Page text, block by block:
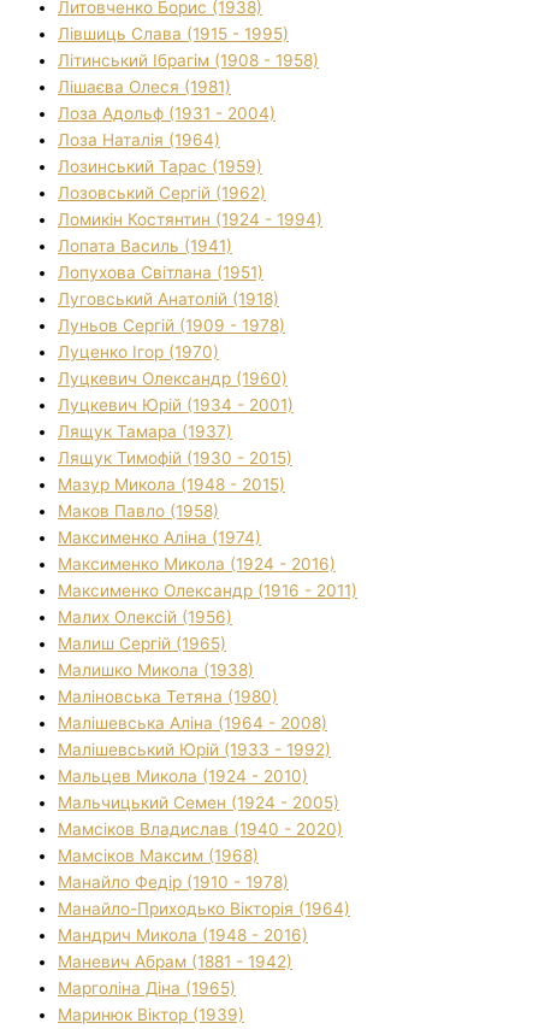
Литовченко Борис (1938)
Лівшиць Слава (1915 - 1995)
Літинський Ібрагім (1908 - 1958)
Лішаєва Олеся (1981)
Лоза Адольф (1931 - 2004)
Лоза Наталія (1964)
Лозинський Тарас (1959)
Лозовський Сергій (1962)
Ломикін Костянтин (1924 - 1994)
Лопата Василь (1941)
Лопухова Світлана (1951)
Луговський Анатолій (1918)
Луньов Сергій (1909 - 1978)
Луценко Ігор (1970)
Луцкевич Олександр (1960)
Луцкевич Юрій (1934 - 2001)
Лящук Тамара (1937)
Лящук Тимофій (1930 - 2015)
Мазур Микола (1948 - 2015)
Маков Павло (1958)
Максименко Аліна (1974)
Максименко Микола (1924 - 2016)
Максименко Олександр (1916 - 2011)
Малих Олексій (1956)
Малиш Сергій (1965)
Малишко Микола (1938)
Маліновська Тетяна (1980)
Малішевська Аліна (1964 - 2008)
Малішевський Юрій (1933 - 1992)
Мальцев Микола (1924 - 2010)
Мальчицький Семен (1924 - 2005)
Мамсіков Владислав (1940 - 2020)
Мамсіков Максим (1968)
Манайло Федір (1910 - 1978)
Манайло-Приходько Вікторія (1964)
Мандрич Микола (1948 - 2016)
Маневич Абрам (1881 - 1942)
Марголіна Діна (1965)
Маринюк Віктор (1939)